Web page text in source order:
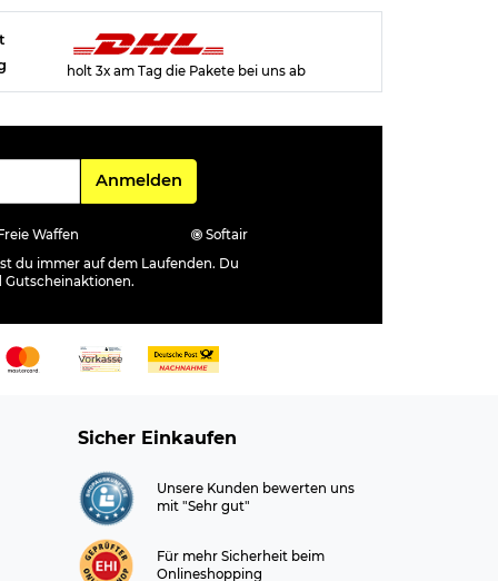
holt 3x am Tag die Pakete bei uns ab
Für den Newsletter
Anmelden
Waffen
Softair
du immer auf dem Laufenden. Du
Sicher Einkaufen
Unsere Kunden bewerten uns
mit "Sehr gut"
Für mehr Sicherheit beim
Onlineshopping